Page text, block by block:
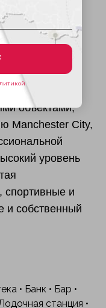
жизни,
В
половины
74,9 кв.м, а
объектами,
Manchester City,
уровень
спортивные и
и собственный
• Банк • Бар •
станция •